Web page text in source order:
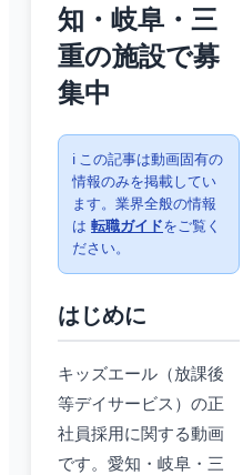
知・岐阜・三
重の施設で募
集中
ℹ️ この記事は動画固有の
情報のみを掲載してい
ます。業界全般の情報
は 転職ガイドをご覧く
ださい。
はじめに
キッズエール（放課後
等デイサービス）の正
社員採用に関する動画
です。愛知・岐阜・三